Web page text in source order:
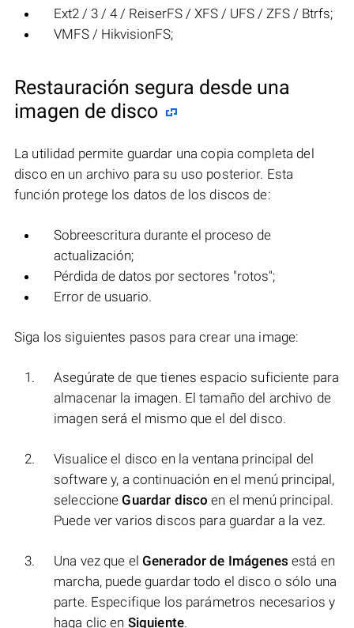
Ext2 / 3 / 4 / ReiserFS / XFS / UFS / ZFS / Btrfs;
VMFS / HikvisionFS;
Restauración segura desde una
imagen de disco
La utilidad permite guardar una copia completa del
disco en un archivo para su uso posterior. Esta
función protege los datos de los discos de:
Sobreescritura durante el proceso de
actualización;
Pérdida de datos por sectores "rotos";
Error de usuario.
Siga los siguientes pasos para crear una image:
Asegúrate de que tienes espacio suficiente para
almacenar la imagen. El tamaño del archivo de
imagen será el mismo que el del disco.
Visualice el disco en la ventana principal del
software y, a continuación en el menú principal,
seleccioneGuardar disco en el menú principal.
Puede ver varios discos para guardar a la vez.
Una vez que el Generador de Imágenes está en
marcha, puede guardar todo el disco o sólo una
parte. Especifique los parámetros necesarios y
haga clic en Siguiente.